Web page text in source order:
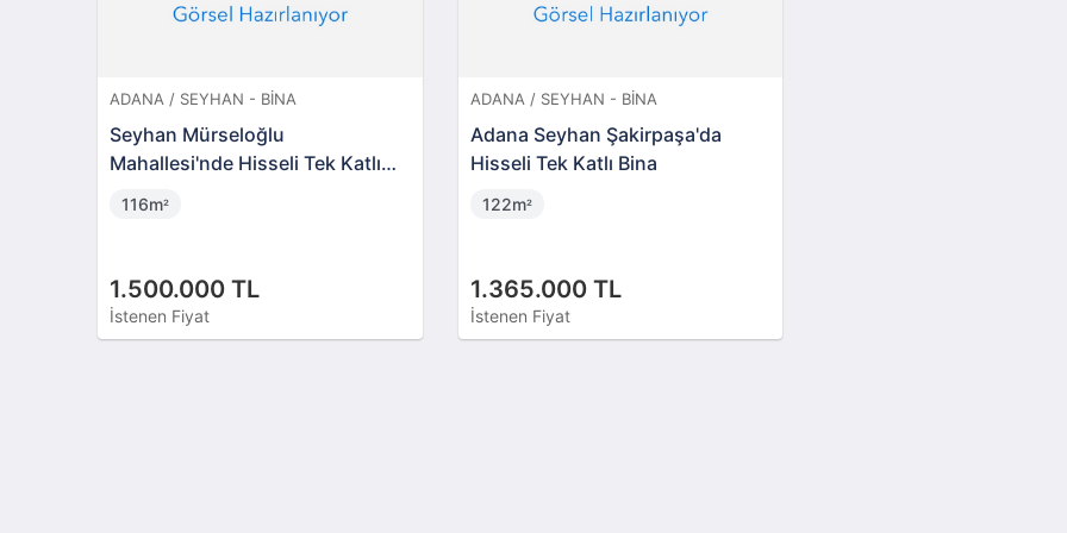
ADANA / SEYHAN - BINA
Seyhan Mürseloğlu
Mahallesi'nde Hisseli Tek Katlı
1.500.000 TL
İstenen Fiyat
116m²
ADANA / SEYHAN - BINA
Adana Seyhan Şakirpaşa'da
Hisseli Tek Katlı Bina
1.365.000 TL
İstenen Fiyat
122m²